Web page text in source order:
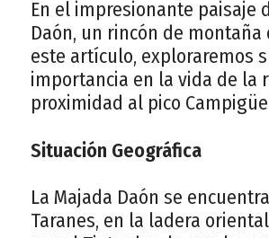
En el impresionante paisaje
Daón, un rincón de
este artículo, exploraremos
importancia en la vida de la
proximidad al pico
Situación Geográfica
La Majada Daón se
Taranes, en la ladera